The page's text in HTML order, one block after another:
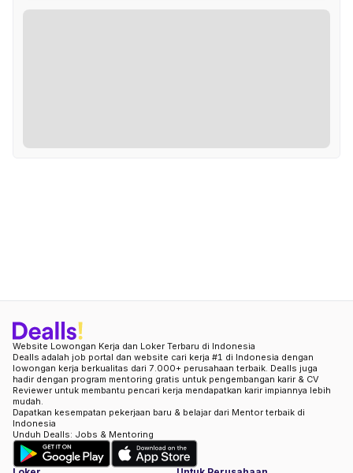
Website Lowongan Kerja dan Loker Terbaru di Indonesia
Dealls adalah job portal dan website cari kerja #1 di Indonesia dengan
lowongan kerja berkualitas dari 7.000+ perusahaan terbaik. Dealls juga
hadir dengan program mentoring gratis untuk pengembangan karir & CV
Reviewer untuk membantu pencari kerja mendapatkan karir impiannya lebih
mudah.
Dapatkan kesempatan pekerjaan baru & belajar dari Mentor terbaik di
Indonesia
Unduh Dealls: Jobs & Mentoring